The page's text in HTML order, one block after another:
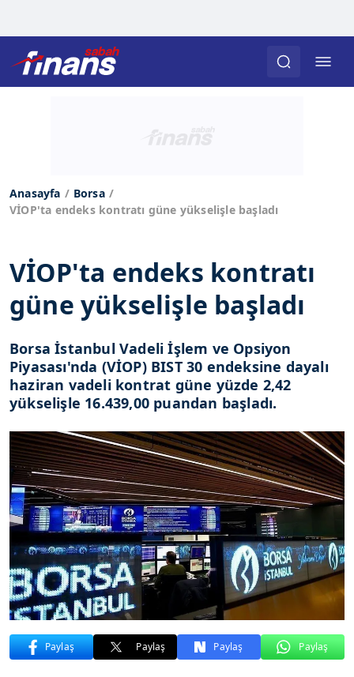
Anasayfa
Borsa
VİOP'ta endeks kontratı güne yükselişle başladı
VİOP'ta endeks kontratı
güne yükselişle başladı
Borsa İstanbul Vadeli İşlem ve Opsiyon
Piyasası'nda (VİOP) BIST 30 endeksine dayalı
haziran vadeli kontrat güne yüzde 2,42
yükselişle 16.439,00 puandan başladı.
Paylaş Paylaş Paylaş Paylaş